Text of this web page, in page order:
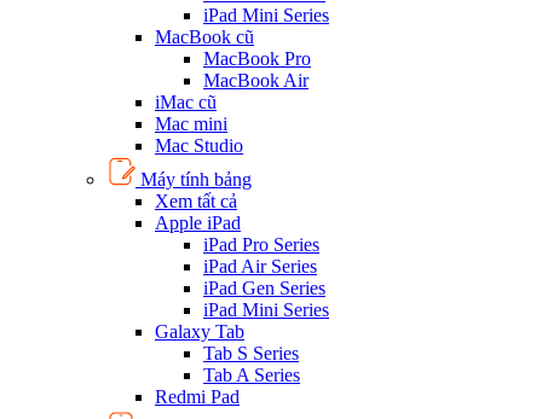
iPad Mini Series
MacBook cũ
MacBook Pro
MacBook Air
iMac cũ
Mac mini
Mac Studio
Máy tính bảng
Xem tất cả
Apple iPad
iPad Pro Series
iPad Air Series
iPad Gen Series
iPad Mini Series
Galaxy Tab
Tab S Series
Tab A Series
Redmi Pad